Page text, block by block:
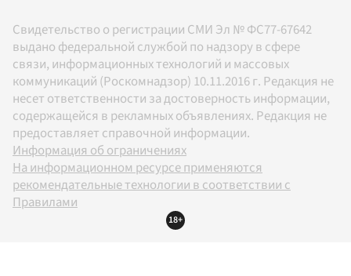
Свидетельство о регистрации СМИ Эл № ФС77-67642
выдано федеральной службой по надзору в сфере
связи, информационных технологий и массовых
коммуникаций (Роскомнадзор) 10.11.2016 г. Редакция не
несет ответственности за достоверность информации,
содержащейся в рекламных объявлениях. Редакция не
предоставляет справочной информации.
Информация об ограничениях
На информационном ресурсе применяются
рекомендательные технологии в соответствии с
Правилами
18+